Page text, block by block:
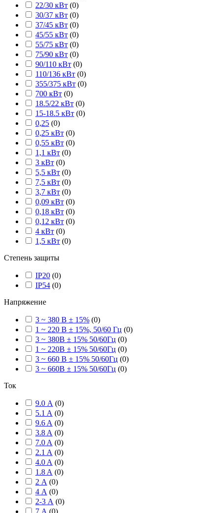
22/30 кВт (0)
30/37 кВт (0)
37/45 кВт (0)
45/55 кВт (0)
55/75 кВт (0)
75/90 кВт (0)
90/110 кВт (0)
110/136 кВт (0)
355/375 кВт (0)
700 кВт (0)
18.5/22 кВт (0)
15-18.5 кВт (0)
0,25 (0)
0,25 кВт (0)
0,55 кВт (0)
1,1 кВт (0)
3 кВт (0)
5,5 кВт (0)
7,5 кВт (0)
3,7 кВт (0)
0,09 кВт (0)
0,18 кВт (0)
0,12 кВт (0)
4 кВт (0)
1,5 кВт (0)
Степень защиты
IP20 (0)
IP54 (0)
Напряжение
3 ~ 380 В ± 15% (0)
1 ~ 220 В ± 15%, 50/60 Гц (0)
3 ~ 380В ± 15% 50/60Гц (0)
1 ~ 220В ± 15% 50/60Гц (0)
3 ~ 660 В ± 15% 50/60Гц (0)
3 ~ 660В ± 15% 50/60Гц (0)
Ток
9.0 А (0)
5.1 A (0)
9.6 A (0)
3.8 A (0)
7.0 A (0)
2.1 A (0)
4.0 A (0)
1.8 A (0)
2 А (0)
4 А (0)
2-3 А (0)
7 А (0)